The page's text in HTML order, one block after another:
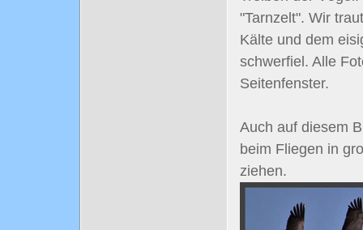
"Tarnzelt". Wir
Kälte und dem
schwerfiel. Alle
Seitenfenster.
Auch auf diesem
beim Fliegen in
ziehen.